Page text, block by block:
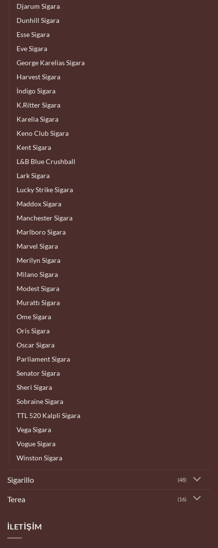
Djarum Sigara
Dunhill Sigara
Esse Sigara
Eve Sigara
George Karelias Sigara
Harvest Sigara
İndigo Sigara
K.Ritter Sigara
Karelia Sigara
Keno Club Sigara
Kent Sigara
L&B Blue Crushball
Lark Sigara
Lucky Strike Sigara
Maddox Sigara
Manchester Sigara
Marlboro Sigara
Marvel Sigara
Merilyn Sigara
Milano Sigara
Modest Sigara
Murattı Sigara
Ome Sigara
Oris Sigara
Oscar Sigara
Parliament Sigara
Senator Sigara
Sheri Sigara
Sobraine Sigara
TTL 520 Kalpli Sigara
Vega Sigara
Vogue Sigara
Winston Sigara
Sigarillo (48)
Terea (16)
İLETIŞIM